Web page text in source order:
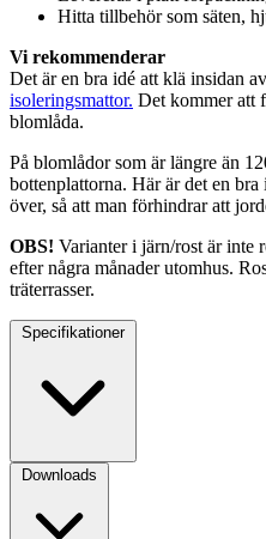
Hitta tillbehör som säten,
Vi rekommenderar
Det är en bra idé att klä insidan
isoleringsmattor. Det kommer att
blomlåda.
På blomlådor som är längre än
bottenplattorna. Här är det en
över, så att man förhindrar att
OBS! Varianter i järn/rost är inte
efter några månader utomhus.
träterrasser.
Specifikationer
Downloads